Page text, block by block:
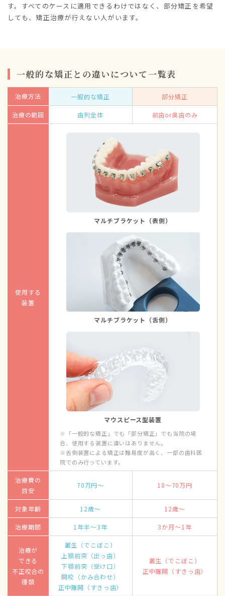
す。すべてのケースに適用できるわけではなく、部分矯正を希望
しても、矯正治療が行えない人がいます。
一般的な矯正との違いについて一覧表
治療方法 一般的な矯正 部分矯正
治療の範囲 歯列全体 前歯or奥歯のみ
使用する
装置
マルチブラケット（表側）
マルチブラケット（舌側）
マウスピース型装置
※「一般的な矯正」でも「部分矯正」でも当院の場
合、使用する装置に違いはありません。
※舌側装置による矯正は難易度が高く、一部の歯科医
院でのみ行っています。
治療費の
目安
70万円～ 18～70万円
対象年齢 12歳～ 12歳～
治療期間 1年半～3年 3か月～1年
治療が
できる
不正咬合の
種類
叢生（でこぼこ）
上顎前突（出っ歯）
下顎前突（受け口）
開咬（かみ合わせ）
正中離開（すきっ歯）
叢生（でこぼこ）
正中離開（すきっ歯）